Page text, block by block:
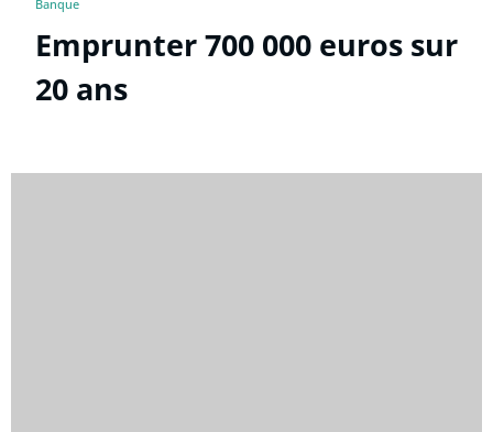
Banque
Emprunter 700 000 euros sur
20 ans